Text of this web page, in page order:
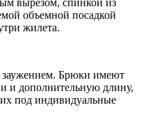
объемной посадкой
жилета.
Брюки имеют
и дополнительную длину,
их под индивидуальные